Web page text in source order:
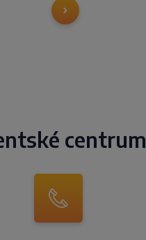
centrum